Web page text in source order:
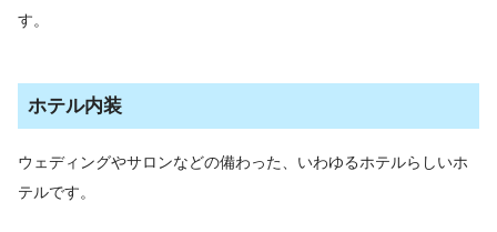
す。
ホテル内装
ウェディングやサロンなどの備わった、いわゆるホテルらしいホ
テルです。